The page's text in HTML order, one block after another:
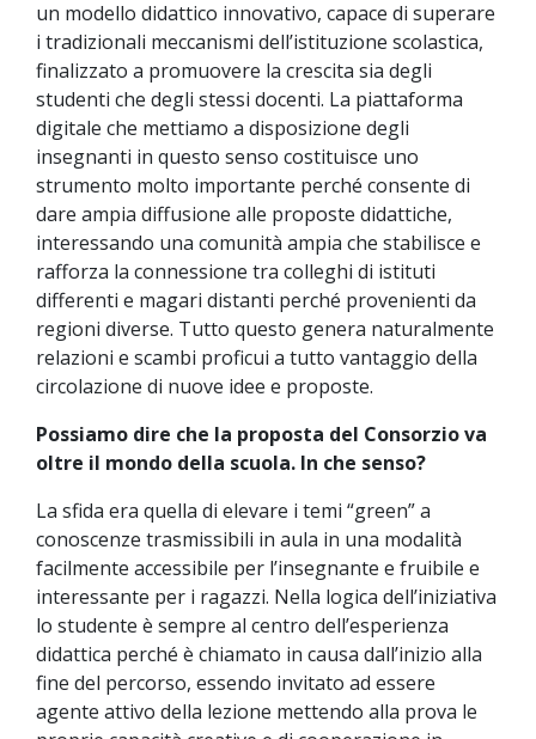
un modello didattico innovativo, capace di superare
i tradizionali meccanismi dell’istituzione scolastica,
finalizzato a promuovere la crescita sia degli
studenti che degli stessi docenti. La piattaforma
digitale che mettiamo a disposizione degli
insegnanti in questo senso costituisce uno
strumento molto importante perché consente di
dare ampia diffusione alle proposte didattiche,
interessando una comunità ampia che stabilisce e
rafforza la connessione tra colleghi di istituti
differenti e magari distanti perché provenienti da
regioni diverse. Tutto questo genera naturalmente
relazioni e scambi proficui a tutto vantaggio della
circolazione di nuove idee e proposte.
Possiamo dire che la proposta del Consorzio va
oltre il mondo della scuola. In che senso?
La sfida era quella di elevare i temi “green” a
conoscenze trasmissibili in aula in una modalità
facilmente accessibile per l’insegnante e fruibile e
interessante per i ragazzi. Nella logica dell’iniziativa
lo studente è sempre al centro dell’esperienza
didattica perché è chiamato in causa dall’inizio alla
fine del percorso, essendo invitato ad essere
agente attivo della lezione mettendo alla prova le